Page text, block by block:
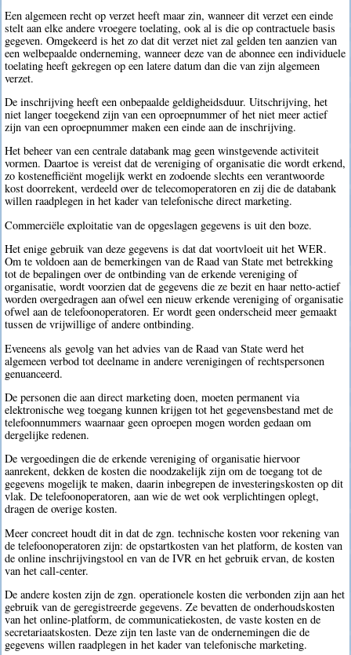
Een algemeen recht op verzet heeft maar zin, wanneer dit verzet een einde
stelt aan elke andere vroegere toelating, ook al is die op contractuele basis
gegeven. Omgekeerd is het zo dat dit verzet niet zal gelden ten aanzien van
een welbepaalde onderneming, wanneer deze van de abonnee een individuele
toelating heeft gekregen op een latere datum dan die van zijn algemeen
verzet.
De inschrijving heeft een onbepaalde geldigheidsduur. Uitschrijving, het
niet langer toegekend zijn van een oproepnummer of het niet meer actief
zijn van een oproepnummer maken een einde aan de inschrijving.
Het beheer van een centrale databank mag geen winstgevende activiteit
vormen. Daartoe is vereist dat de vereniging of organisatie die wordt erkend,
zo kostenefficiënt mogelijk werkt en zodoende slechts een verantwoorde
kost doorrekent, verdeeld over de telecomoperatoren en zij die de databank
willen raadplegen in het kader van telefonische direct marketing.
Commerciële exploitatie van de opgeslagen gegevens is uit den boze.
Het enige gebruik van deze gegevens is dat dat voortvloeit uit het WER.
Om te voldoen aan de bemerkingen van de Raad van State met betrekking
tot de bepalingen over de ontbinding van de erkende vereniging of
organisatie, wordt voorzien dat de gegevens die ze bezit en haar netto-actief
worden overgedragen aan ofwel een nieuw erkende vereniging of organisatie
ofwel aan de telefoonoperatoren. Er wordt geen onderscheid meer gemaakt
tussen de vrijwillige of andere ontbinding.
Eveneens als gevolg van het advies van de Raad van State werd het
algemeen verbod tot deelname in andere verenigingen of rechtspersonen
genuanceerd.
De personen die aan direct marketing doen, moeten permanent via
elektronische weg toegang kunnen krijgen tot het gegevensbestand met de
telefoonnummers waarnaar geen oproepen mogen worden gedaan om
dergelijke redenen.
De vergoedingen die de erkende vereniging of organisatie hiervoor
aanrekent, dekken de kosten die noodzakelijk zijn om de toegang tot de
gegevens mogelijk te maken, daarin inbegrepen de investeringskosten op dit
vlak. De telefoonoperatoren, aan wie de wet ook verplichtingen oplegt,
dragen de overige kosten.
Meer concreet houdt dit in dat de zgn. technische kosten voor rekening van
de telefoonoperatoren zijn: de opstartkosten van het platform, de kosten van
de online inschrijvingstool en van de IVR en het gebruik ervan, de kosten
van het call-center.
De andere kosten zijn de zgn. operationele kosten die verbonden zijn aan het
gebruik van de geregistreerde gegevens. Ze bevatten de onderhoudskosten
van het online-platform, de communicatiekosten, de vaste kosten en de
secretariaatskosten. Deze zijn ten laste van de ondernemingen die de
gegevens willen raadplegen in het kader van telefonische marketing.